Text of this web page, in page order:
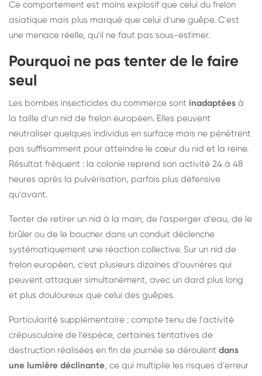
Ce comportement est moins explosif que celui du frelon
asiatique mais plus marqué que celui d'une guêpe. C'est
une menace réelle, qu'il ne faut pas sous-estimer.
Pourquoi ne pas tenter de le faire
seul
Les bombes insecticides du commerce sont inadaptées à
la taille d'un nid de frelon européen. Elles peuvent
neutraliser quelques individus en surface mais ne pénètrent
pas suffisamment pour atteindre le cœur du nid et la reine.
Résultat fréquent : la colonie reprend son activité 24 à 48
heures après la pulvérisation, parfois plus défensive
qu'avant.
Tenter de retirer un nid à la main, de l'asperger d'eau, de le
brûler ou de le boucher dans un conduit déclenche
systématiquement une réaction collective. Sur un nid de
frelon européen, c'est plusieurs dizaines d'ouvrières qui
peuvent attaquer simultanément, avec un dard plus long
et plus douloureux que celui des guêpes.
Particularité supplémentaire : compte tenu de l'activité
crépusculaire de l'espèce, certaines tentatives de
destruction réalisées en fin de journée se déroulent dans
une lumière déclinante, ce qui multiplie les risques d'erreur